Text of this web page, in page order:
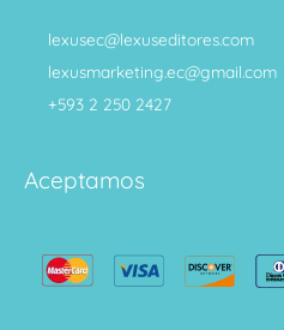
lexusec@lexuseditores.com
lexusmarketing.ec@gmail.com
+593 2 250 2427
Aceptamos